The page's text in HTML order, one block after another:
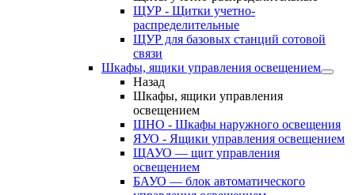
ЩУР - Щитки учетно-
распределительные
ЩУР для базовых станций сотовой
связи
Шкафы, ящики управления освещением
Назад
Шкафы, ящики управления
освещением
ШНО - Шкафы наружного освещения
ЯУО - Ящики управления освещением
ЩАУО — щит управления
освещением
БАУО — блок автоматического